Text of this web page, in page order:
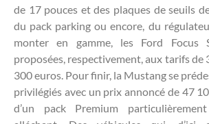
de 17 pouces et des plaques de seuils
du pack parking ou encore, du
monter en gamme, les Ford Focus
proposées, respectivement, aux tarifs de
300 euros. Pour finir, la Mustang se
privilégiés avec un prix annoncé de 47
d’un pack Premium